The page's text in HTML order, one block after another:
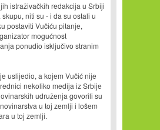
istraživačkih redakcija u Srbiji
niti su - i da su ostali u
postaviti Vučiću pitanje,
mogućnost
ponudio isključivo stranim
uslijedio, a kojem Vučić nije
nekoliko medija iz Srbije
udruženja govorili su
u toj zemlji i lošem
u toj zemlji.